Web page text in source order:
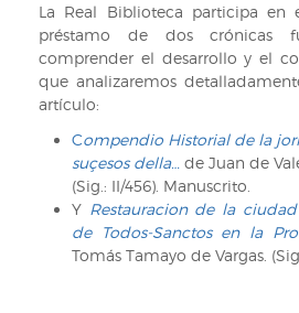
La Real Biblioteca participa en
préstamo de dos crónicas
comprender el desarrollo y el
que analizaremos
artículo:
Compendio Historial de la
suçesos della… de Juan de
(Sig.: II/456). Manuscrito.
Y Restauracion de la
de Todos-Sanctos en la
Tomás Tamayo de Vargas.